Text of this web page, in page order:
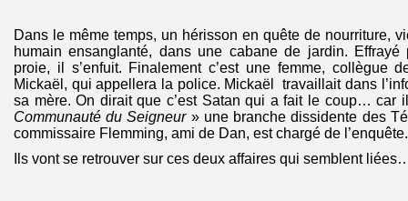
Dans le même temps, un hérisson en quête de nourriture,
humain ensanglanté, dans une cabane de jardin. Effrayé
proie, il s’enfuit. Finalement c’est une femme, collègue
Mickaël, qui appellera la police. Mickaël travaillait dans
sa mère. On dirait que c’est Satan qui a fait le coup… car
Communauté du Seigneur » une branche dissidente des
commissaire Flemming, ami de Dan, est chargé de l’enquête.
Ils vont se retrouver sur ces deux affaires qui semblent